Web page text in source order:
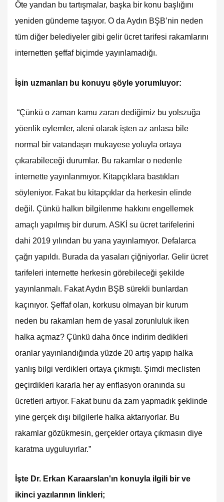
Öte yandan bu tartışmalar, başka bir konu başlığını
yeniden gündeme taşıyor. O da Aydın BŞB’nin neden
tüm diğer belediyeler gibi gelir ücret tarifesi rakamlarını
internetten şeffaf biçimde yayınlamadığı.
İşin uzmanları bu konuyu şöyle yorumluyor:
“Çünkü o zaman kamu zararı dediğimiz bu yolszuğa
yöenlik eylemler, aleni olarak işten az anlasa bile
normal bir vatandaşın mukayese yoluyla ortaya
çıkarabileceği durumlar. Bu rakamlar o nedenle
internette yayınlanmıyor. Kitapçıklara bastıkları
söyleniyor. Fakat bu kitapçıklar da herkesin elinde
değil. Çünkü halkın bilgilenme hakkını engellemek
amaçlı yapılmış bir durum. ASKİ su ücret tarifelerini
dahi 2019 yılından bu yana yayınlamıyor. Defalarca
çağrı yapıldı. Burada da yasaları çiğniyorlar. Gelir ücret
tarifeleri internette herkesin görebileceği şekilde
yayınlanmalı. Fakat Aydın BŞB sürekli bunlardan
kaçınıyor. Şeffaf olan, korkusu olmayan bir kurum
neden bu rakamları hem de yasal zorunluluk iken
halka açmaz? Çünkü daha önce indirim dedikleri
oranlar yayınlandığında yüzde 20 artış yapıp halka
yanlış bilgi verdikleri ortaya çıkmıştı. Şimdi meclisten
geçirdikleri kararla her ay enflasyon oranında su
ücretleri artıyor. Fakat bunu da zam yapmadık şeklinde
yine gerçek dışı bilgilerle halka aktarıyorlar. Bu
rakamlar gözükmesin, gerçekler ortaya çıkmasın diye
karatma uyguluyırlar.”
İşte Dr. Erkan Karaarslan'ın konuyla ilgili bir ve
ikinci yazılarının linkleri;